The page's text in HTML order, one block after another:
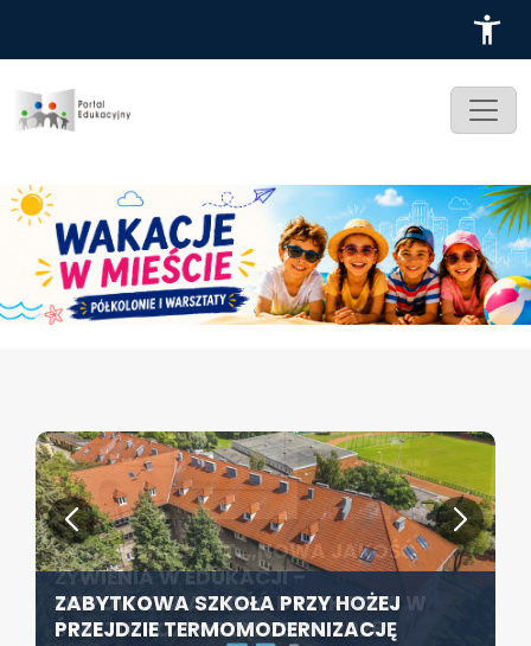
ZABYTKOWA SZKOŁA PRZY HOŻEJ
PRZEJDZIE TERMOMODERNIZACJĘ
KONFERENCJA PT. „NOWA JAKOŚĆ
ŻYWIENIA W EDUKACJI –
ODPOWIEDZIALNOŚĆ DYREKTORA W
ŚWIETLE ROZPORZĄDZENIA 2026”
SZCZECIN ROZWIJA EDUKACJĘ
WŁĄCZAJĄCĄ - NOWE
SPECJALISTYCZNE CENTRUM
ROZPOCZYNA DZIAŁALNOŚĆ